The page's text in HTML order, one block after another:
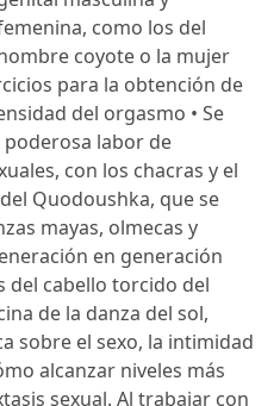
como los del
coyote o la mujer
para la obtención de
del orgasmo • Se
labor de
con los chacras y el
Quodoushka, que se
mayas, olmecas y
en generación
del cabello torcido del
de la danza del sol,
sobre el sexo, la intimidad
alcanzar niveles más
sexual. Al trabajar con